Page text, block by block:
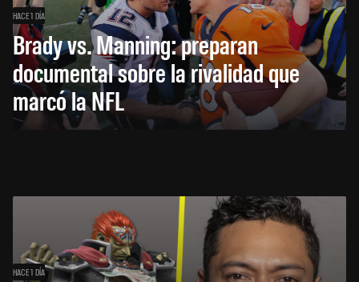
HACE 1 DÍA
Brady vs. Manning: preparan
documental sobre la rivalidad que
marcó la NFL
HACE 1 DÍA